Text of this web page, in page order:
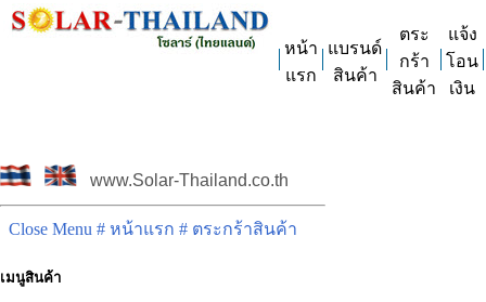
หน้า
แรก
แบรนด์
สินค้า
ตระ
กร้า
สินค้า
แจ้ง
โอน
เงิน
www.Solar-Thailand.co.th
Close Menu # หน้าแรก # ตระกร้าสินค้า
เมนูสินค้า